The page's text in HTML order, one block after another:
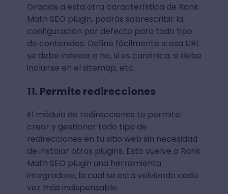
Gracias a esta otra característica de Rank
Math SEO plugin, podrás sobrescribir la
configuración por defecto para todo tipo
de contenidos. Define fácilmente si esa URL
se debe indexar o no, si es canónica, si debe
incluirse en el sitemap, etc.
11. Permite redirecciones
El módulo de redirecciones te permite
crear y gestionar todo tipo de
redirecciones en tu sitio web sin necesidad
de instalar otros plugins. Esto vuelve a Rank
Math SEO plugin una herramienta
integradora, la cual se está volviendo cada
vez más indispensable.